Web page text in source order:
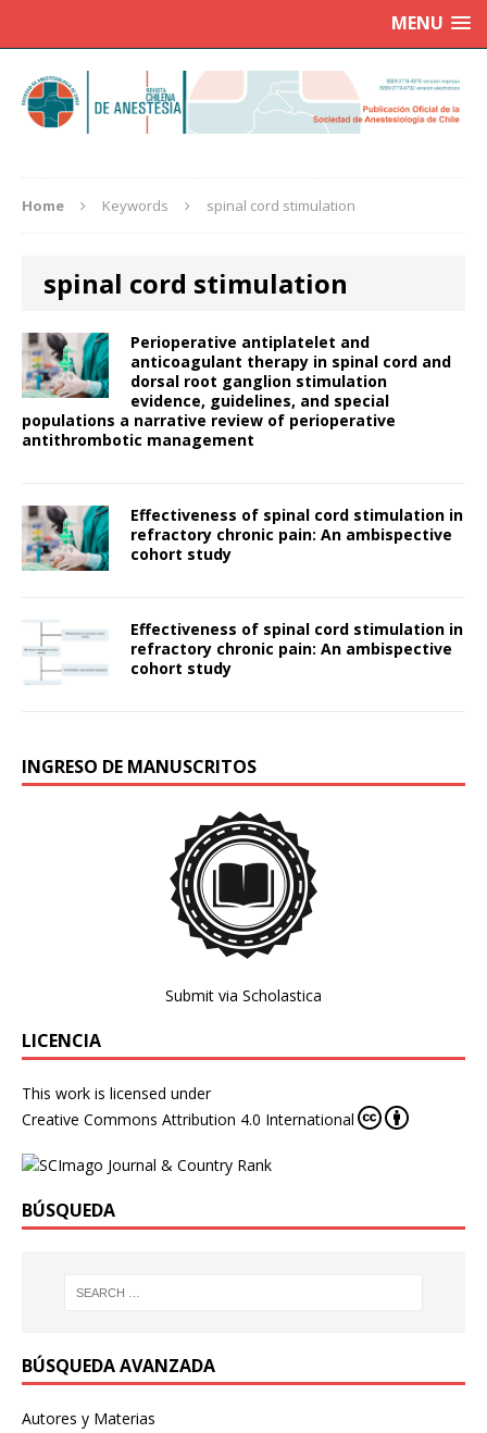
MENU
Home Keywords spinal cord stimulation
spinal cord stimulation
Perioperative antiplatelet and
anticoagulant therapy in spinal cord and
dorsal root ganglion stimulation
evidence, guidelines, and special
populations a narrative review of perioperative
antithrombotic management
Effectiveness of spinal cord stimulation in
refractory chronic pain: An ambispective
cohort study
Effectiveness of spinal cord stimulation in
refractory chronic pain: An ambispective
cohort study
INGRESO DE MANUSCRITOS
Submit via Scholastica
LICENCIA
This work is licensed under
Creative Commons Attribution 4.0 International
BÚSQUEDA
BÚSQUEDA AVANZADA
Autores y Materias